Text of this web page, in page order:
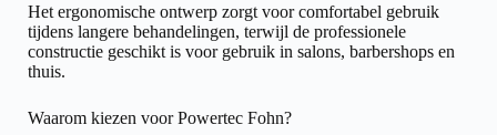
Het ergonomische ontwerp zorgt voor comfortabel gebruik
tijdens langere behandelingen, terwijl de professionele
constructie geschikt is voor gebruik in salons, barbershops en
thuis.
Waarom kiezen voor Powertec Fohn?